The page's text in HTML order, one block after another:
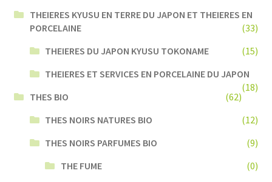
THEIERES KYUSU EN TERRE DU JAPON ET THEIERES EN
PORCELAINE
(33)
THEIERES DU JAPON KYUSU TOKONAME
(15)
THEIERES ET SERVICES EN PORCELAINE DU JAPON
(18)
THES BIO
(62)
THES NOIRS NATURES BIO
(12)
THES NOIRS PARFUMES BIO
(9)
THE FUME
(0)